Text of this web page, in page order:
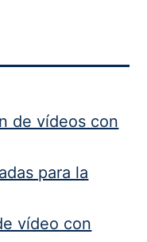
de vídeos con
para la
vídeo con